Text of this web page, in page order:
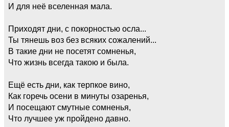
И для неё вселенная мала.
Приходят дни, с покорностью осла...
Ты тянешь воз без всяких сожалений...
В такие дни не посетят сомненья,
Что жизнь всегда такою и была.
Ещё есть дни, как терпкое вино,
Как горечь осени в минуты озаренья,
И посещают смутные сомненья,
Что лучшее уж пройдено давно.